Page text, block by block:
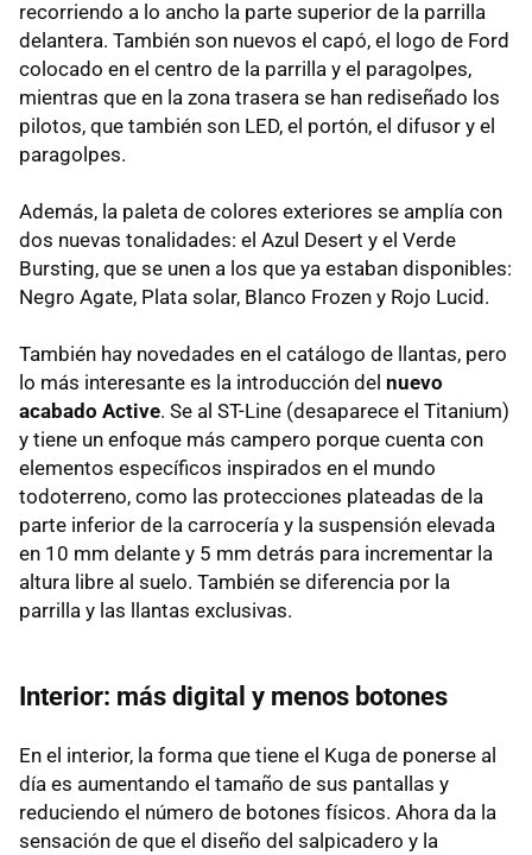
recorriendo a lo ancho la parte superior de la parrilla
delantera. También son nuevos el capó, el logo de Ford
colocado en el centro de la parrilla y el paragolpes,
mientras que en la zona trasera se han rediseñado los
pilotos, que también son LED, el portón, el difusor y el
paragolpes.
Además, la paleta de colores exteriores se amplía con
dos nuevas tonalidades: el Azul Desert y el Verde
Bursting, que se unen a los que ya estaban disponibles:
Negro Agate, Plata solar, Blanco Frozen y Rojo Lucid.
También hay novedades en el catálogo de llantas, pero
lo más interesante es la introducción del nuevo
acabado Active. Se al ST-Line (desaparece el Titanium)
y tiene un enfoque más campero porque cuenta con
elementos específicos inspirados en el mundo
todoterreno, como las protecciones plateadas de la
parte inferior de la carrocería y la suspensión elevada
en 10 mm delante y 5 mm detrás para incrementar la
altura libre al suelo. También se diferencia por la
parrilla y las llantas exclusivas.
Interior: más digital y menos botones
En el interior, la forma que tiene el Kuga de ponerse al
día es aumentando el tamaño de sus pantallas y
reduciendo el número de botones físicos. Ahora da la
sensación de que el diseño del salpicadero y la